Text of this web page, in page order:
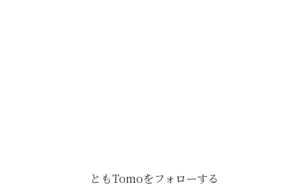
ともTomoをフォローする